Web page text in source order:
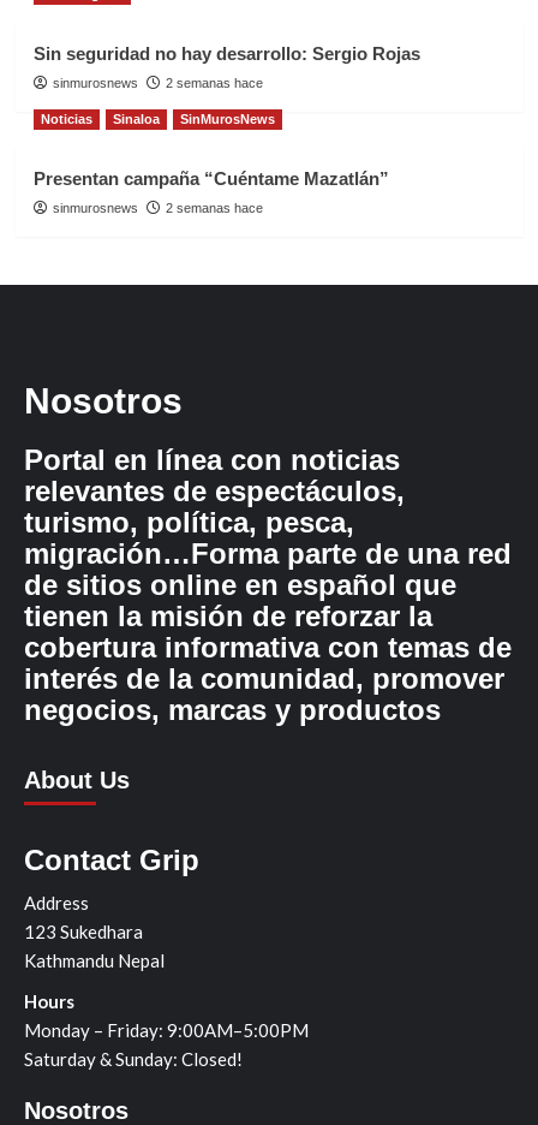
Sin seguridad no hay desarrollo: Sergio Rojas
sinmurosnews 2 semanas hace
Noticias Sinaloa SinMurosNews
Presentan campaña “Cuéntame Mazatlán”
sinmurosnews 2 semanas hace
Nosotros
Portal en línea con noticias
relevantes de espectáculos,
turismo, política, pesca,
migración…Forma parte de una red
de sitios online en español que
tienen la misión de reforzar la
cobertura informativa con temas de
interés de la comunidad, promover
negocios, marcas y productos
About Us
Contact Grip
Address
123 Sukedhara
Kathmandu Nepal
Hours
Monday – Friday: 9:00AM–5:00PM
Saturday & Sunday: Closed!
Nosotros